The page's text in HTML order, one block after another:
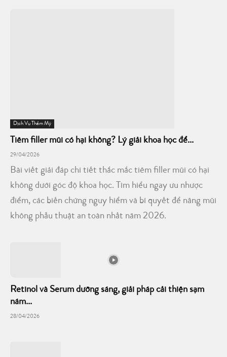
Dịch Vụ Thẩm Mỹ
Tiêm filler mũi có hại không? Lý giải khoa học để...
29/04/2026
Bài viết giải đáp chi tiết thắc mắc tiêm filler mũi có hại
không dưới góc độ khoa học. Tìm hiểu ngay ưu nhược
điểm, các biến chứng nguy hiểm và bí quyết để nâng mũi
không phẫu thuật an toàn nhất năm 2026.
Retinol và Serum dưỡng sáng, giải pháp cải thiện sạm
nám...
28/04/2026